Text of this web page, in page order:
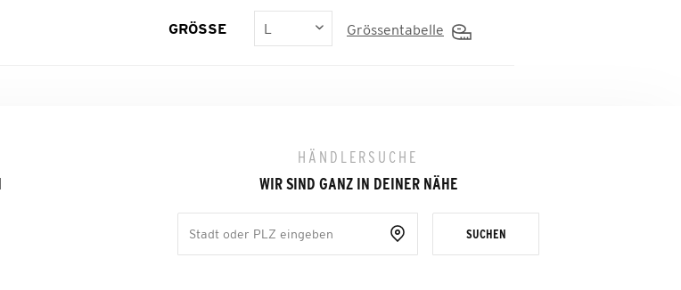
GRÖSSE Grössentabelle
HÄNDLERSUCHE
WIR SIND GANZ IN DEINER NÄHE
SUCHEN